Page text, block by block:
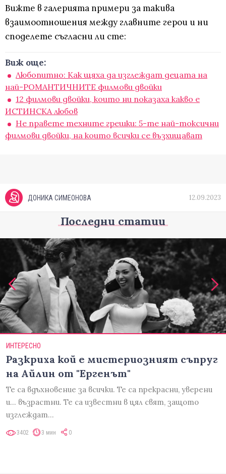
Вижте в галерията примери за такива
взаимоотношения между главните герои и ни
споделете съгласни ли сте:
Виж още:
Любопитно: Как щяха да изглеждат децата на
най-РОМАНТИЧНИТЕ филмови двойки
12 филмови двойки, които ни показаха какво е
ИСТИНСКА любов
Не правете техните грешки: 5-те най-токсични
филмови двойки, на които всички се възхищават
ДОНИКА СИМЕОНОВА 12.09.2023
Последни статии
ИНТЕРЕСНО
Разкриха кой е мистериозният съпруг
на Айлин от "Ергенът"
Те са вдъхновение за всички. Те са прекрасни, уверени
и... възрастни. Те са известни в цял свят, защото
изглеждат…
3402 3 мин 0